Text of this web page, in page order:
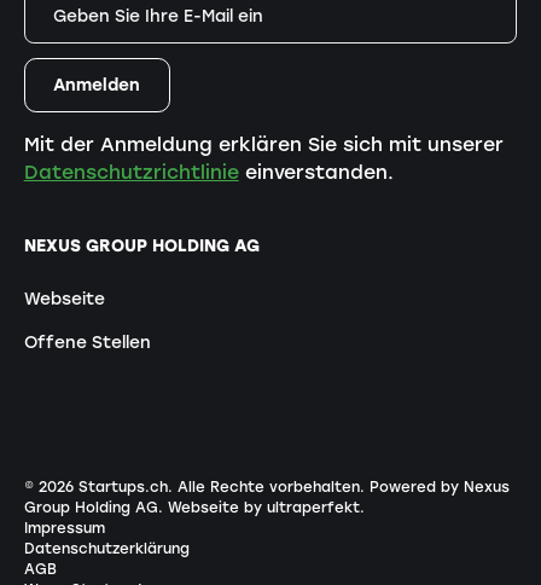
NEXUS GROUP HOLDING AG
Webseite
Offene Stellen
Mit der Anmeldung erklären Sie sich mit unserer
Datenschutzrichtlinieeinverstanden.
© 2026Startups.ch. Alle Rechte vorbehalten. Powered by Nexus
Group Holding AG. Webseite by ultraperfekt.
Impressum
Datenschutzerklärung
AGB